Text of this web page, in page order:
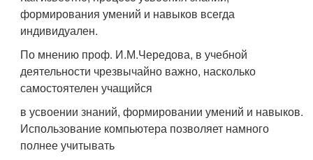
формирования умений и навыков всегда
индивидуален.
По мнению проф. И.М.Чередова, в учебной
деятельности чрезвычайно важно, насколько
самостоятелен учащийся
в усвоении знаний, формировании умений и навыков.
Использование компьютера позволяет намного
полнее учитывать